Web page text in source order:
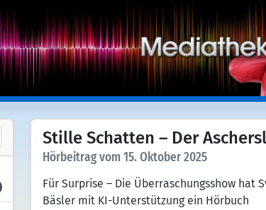
Stille Schatten – Der
Hörbeitrag vom 15. Oktober 2025
Für Surprise – Die Überraschungsshow hat
Bäsler mit KI-Unterstützung ein Hörbuch